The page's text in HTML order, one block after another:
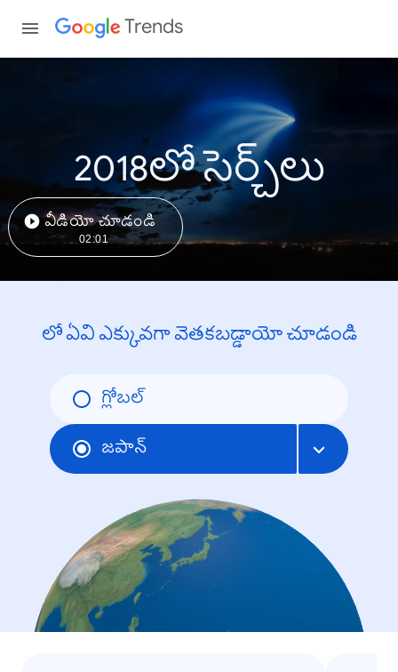
Trends
2018లో సెర్చ్‌లు
వీడియో చూడండి
02:01
లో ఏవి ఎక్కువగా వెతకబడ్డాయో చూడండి
గ్లోబల్
జపాన్